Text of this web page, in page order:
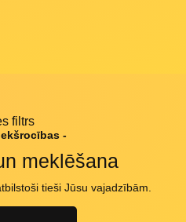
-
meklēšana
tieši Jūsu vajadzībām.